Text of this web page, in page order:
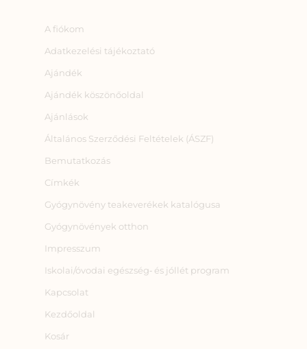
A fiókom
Adatkezelési tájékoztató
Ajándék
Ajándék köszönőoldal
Ajánlások
Általános Szerződési Feltételek (ÁSZF)
Bemutatkozás
Címkék
Gyógynövény teakeverékek katalógusa
Gyógynövények otthon
Impresszum
Iskolai/óvodai egészség‑ és jóllét program
Kapcsolat
Kezdőoldal
Kosár